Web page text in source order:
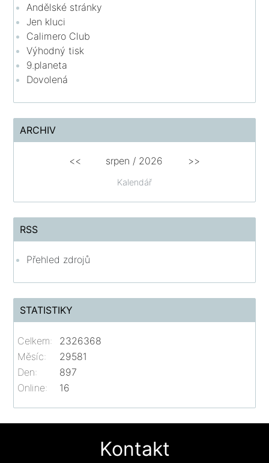
Andělské stránky
Jen kluci
Calimero Club
Výhodný tisk
9.planeta
Dovolená
ARCHIV
Kalendář
<< srpen / 2026 >>
RSS
Přehled zdrojů
STATISTIKY
Online: 16
Celkem:
2326368
Měsíc:
29581
Den:
897
Kontakt